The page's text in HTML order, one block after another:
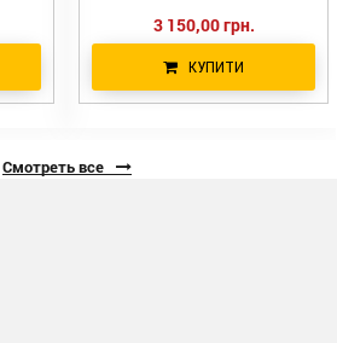
3 150,00 грн.
КУПИТИ
Смотреть все